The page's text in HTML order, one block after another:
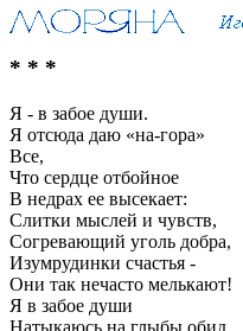
* * *
Я - в забое души.
Я отсюда даю «на-гора»
Все,
Что сердце отбойное
В недрах ее высекает:
Слитки мыслей и чувств,
Согревающий уголь добра,
Изумрудинки счастья -
Они так нечасто мелькают!
Я в забое души